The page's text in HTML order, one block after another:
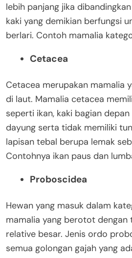
lebih panjang jika
kaki yang demikian berfungsi
berlari. Contoh mamalia
Cetacea
Cetacea merupakan mamalia
di laut. Mamalia cetacea
seperti ikan, kaki bagian
dayung serta tidak memiliki
lapisan tebal berupa lemak
Contohnya ikan paus dan
Proboscidea
Hewan yang masuk dalam
mamalia yang berotot dengan
relative besar. Jenis ordo
semua golongan gajah yang